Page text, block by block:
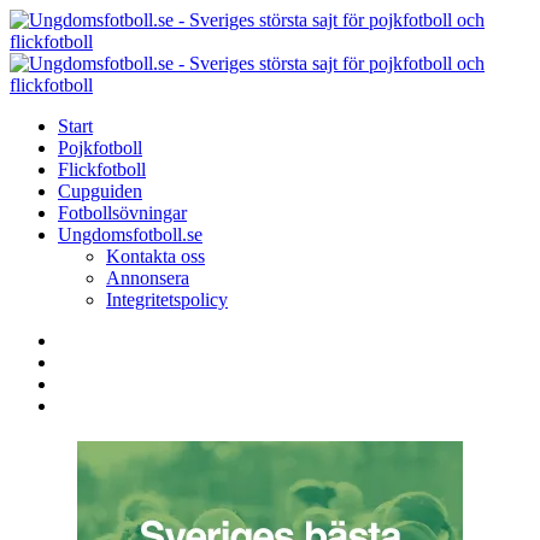
Menu
Search
Menu
Start
Pojkfotboll
Flickfotboll
Cupguiden
Fotbollsövningar
Ungdomsfotboll.se
Kontakta oss
Annonsera
Integritetspolicy